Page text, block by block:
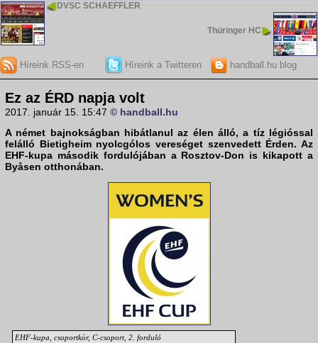
DVSC SCHAEFFLER
Thüringer HC
Híreink RSS-en Híreink a Twitteren handball.hu blog
Ez az ÉRD napja volt
2017. január 15. 15:47 © handball.hu
A német bajnokságban hibátlanul az élen álló, a tíz légióssal
felálló Bietigheim nyolcgólos vereséget szenvedett Érden. Az
EHF-kupa második fordulójában a Rosztov-Don is kikapott a
Byåsen otthonában.
EHF-kupa, csoportkör, C-csoport, 2. forduló